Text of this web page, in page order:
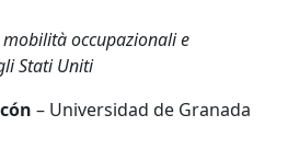
occupazionali e
Stati Uniti
– Universidad de Granada